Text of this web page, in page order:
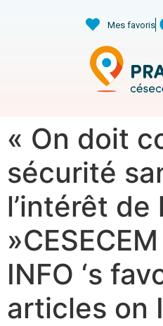
Mes favoris
« On doit
sécurité
l’intérêt de
INFO ‘s
articles on